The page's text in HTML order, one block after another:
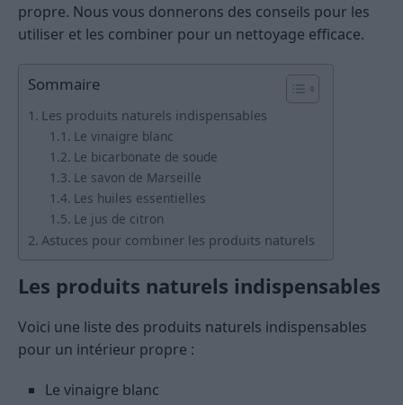
propre. Nous vous donnerons des conseils pour les
utiliser et les combiner pour un nettoyage efficace.
Sommaire
Les produits naturels indispensables
Le vinaigre blanc
Le bicarbonate de soude
Le savon de Marseille
Les huiles essentielles
Le jus de citron
Astuces pour combiner les produits naturels
Les produits naturels indispensables
Voici une liste des produits naturels indispensables
pour un intérieur propre :
Le vinaigre blanc